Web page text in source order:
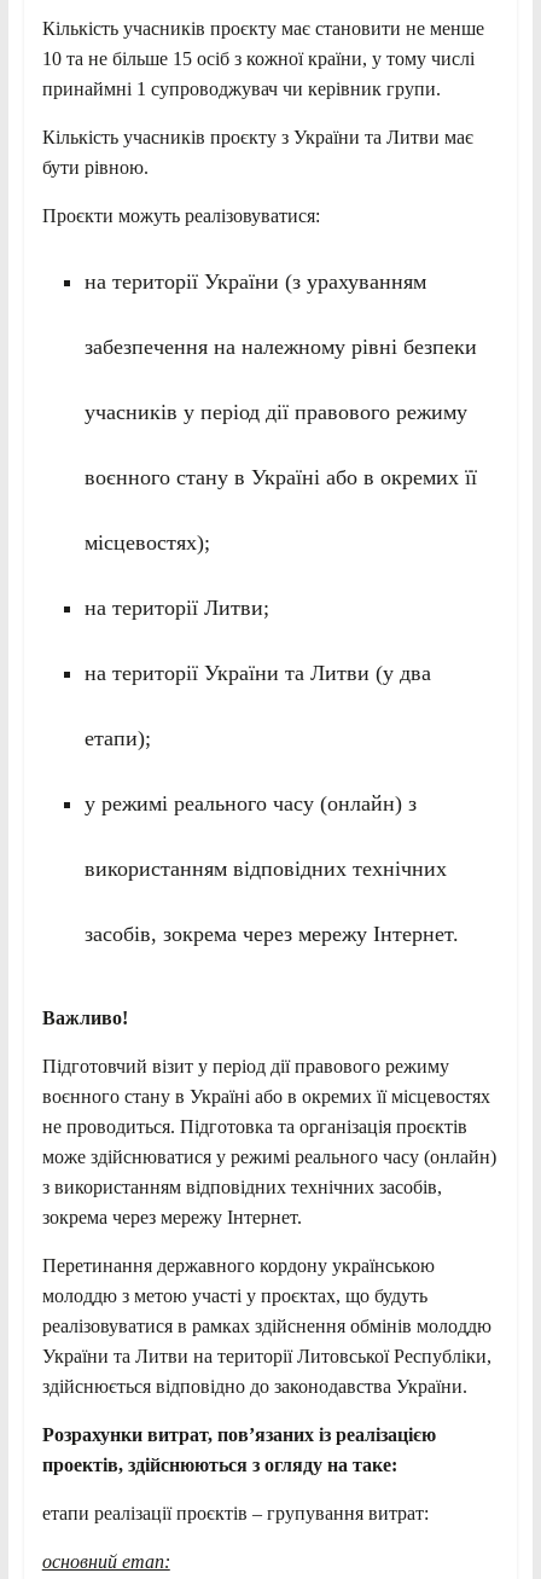
Кількість учасників проєкту має становити не менше
10 та не більше 15 осіб з кожної країни, у тому числі
принаймні 1 супроводжувач чи керівник групи.
Кількість учасників проєкту з України та Литви має
бути рівною.
Проєкти можуть реалізовуватися:
на території України (з урахуванням
забезпечення на належному рівні безпеки
учасників у період дії правового режиму
воєнного стану в Україні або в окремих її
місцевостях);
на території Литви;
на території України та Литви (у два
етапи);
у режимі реального часу (онлайн) з
використанням відповідних технічних
засобів, зокрема через мережу Інтернет.
Важливо!
Підготовчий візит у період дії правового режиму
воєнного стану в Україні або в окремих її місцевостях
не проводиться. Підготовка та організація проєктів
може здійснюватися у режимі реального часу (онлайн)
з використанням відповідних технічних засобів,
зокрема через мережу Інтернет.
Перетинання державного кордону українською
молоддю з метою участі у проєктах, що будуть
реалізовуватися в рамках здійснення обмінів молоддю
України та Литви на території Литовської Республіки,
здійснюється відповідно до законодавства України.
Розрахунки витрат, пов’язаних із реалізацією
проектів, здійснюються з огляду на таке:
етапи реалізації проєктів – групування витрат:
основний етап: